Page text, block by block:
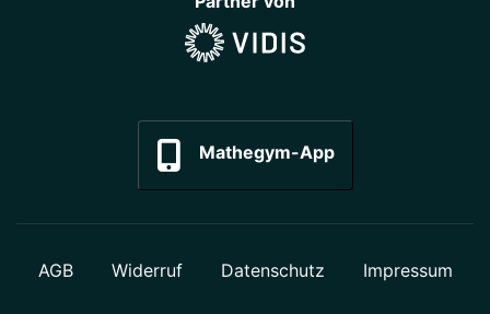
Mathegym-App
AGB Widerruf Datenschutz Impressum